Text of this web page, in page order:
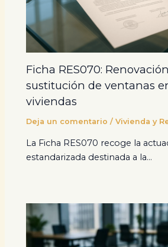
Ficha RES070:
sustitución de ventanas
viviendas
Deja un comentario /Vivienda y
La Ficha RES070 recoge la
estandarizada destinada a la…